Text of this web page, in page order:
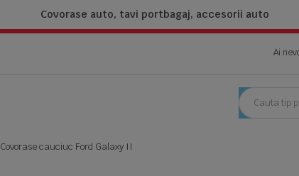
Covorase auto, tavi portbagaj, accesorii auto
Ai
Covorase cauciuc Ford Galaxy II